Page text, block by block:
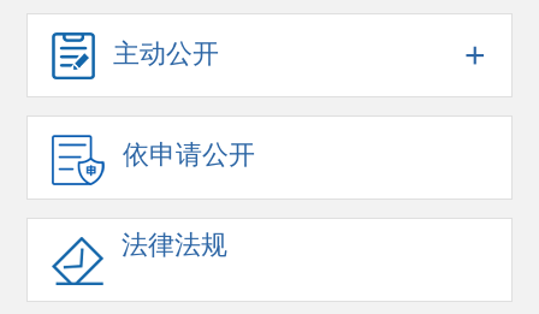
主动公开 +
依申请公开
法律法规